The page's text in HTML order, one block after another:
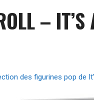
–
des figurines pop de